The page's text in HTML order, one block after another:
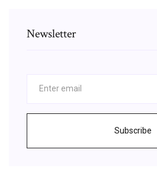
Newsletter
Subscribe